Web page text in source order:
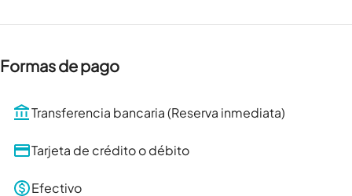
Formas de pago
Transferencia bancaria (Reserva inmediata)
Tarjeta de crédito o débito
Efectivo